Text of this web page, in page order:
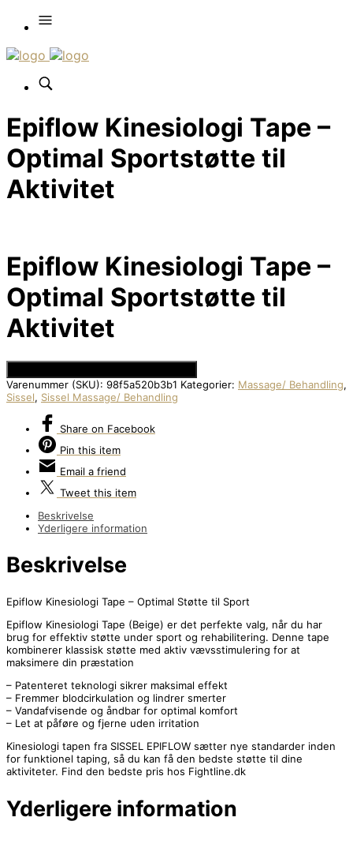
Epiflow Kinesiologi Tape –
Optimal Sportstøtte til
Aktivitet
Epiflow Kinesiologi Tape –
Optimal Sportstøtte til
Aktivitet
Varenummer (SKU): 98f5a520b3b1 Kategorier: Massage/ Behandling,
Sissel, Sissel Massage/ Behandling
Share on Facebook
Pin this item
Email a friend
Tweet this item
Beskrivelse
Yderligere information
Beskrivelse
Epiflow Kinesiologi Tape – Optimal Støtte til Sport
Epiflow Kinesiologi Tape (Beige) er det perfekte valg, når du har
brug for effektiv støtte under sport og rehabilitering. Denne tape
kombinerer klassisk støtte med aktiv vævsstimulering for at
maksimere din præstation
– Patenteret teknologi sikrer maksimal effekt
– Fremmer blodcirkulation og lindrer smerter
– Vandafvisende og åndbar for optimal komfort
– Let at påføre og fjerne uden irritation
Kinesiologi tapen fra SISSEL EPIFLOW sætter nye standarder inden
for funktionel taping, så du kan få den bedste støtte til dine
aktiviteter. Find den bedste pris hos Fightline.dk
Yderligere information